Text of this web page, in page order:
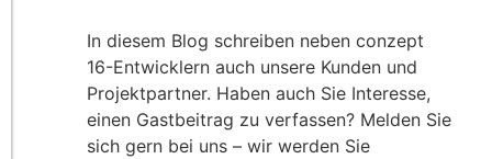
In diesem Blog schreiben neben conzept
16-Entwicklern auch unsere Kunden und
Projektpartner. Haben auch Sie Interesse,
einen Gastbeitrag zu verfassen? Melden Sie
sich gern bei uns – wir werden Sie